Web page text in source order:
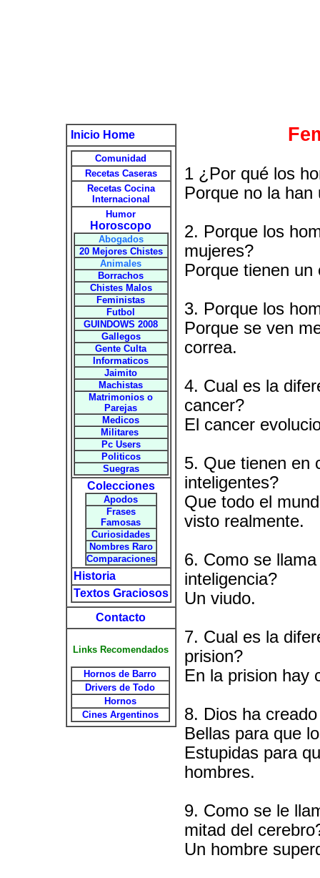
Inicio Home
Comunidad
Recetas Caseras
Recetas Cocina
Internacional
Humor
Horoscopo
Abogados
20 Mejores Chistes
Animales
Borrachos
Chistes Malos
Feministas
Futbol
GUINDOWS 2008
Gallegos
Gente Culta
Informaticos
Jaimito
Machistas
Matrimonios o
Parejas
Medicos
Militares
Pc Users
Politicos
Suegras
Colecciones
Apodos
Frases
Famosas
Curiosidades
Nombres Raro
Comparaciones
Historia
Textos Graciosos
Contacto
Links Recomendados
Hornos de Barro
Drivers de Todo
Hornos
Cines Argentinos
1 ¿Por qué los
Porque no la han
2. Porque los
mujeres?
Porque tienen un
3. Porque los
Porque se ven
correa.
4. Cual es la
cancer?
El cancer
5. Que tienen en
inteligentes?
Que todo el
visto realmente.
6. Como se
inteligencia?
Un viudo.
7. Cual es la
prision?
En la prision hay
8. Dios ha
Bellas para que
Estupidas para
hombres.
9. Como se le
mitad del
Un hombre